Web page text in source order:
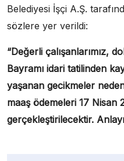
Belediyesi İşçi A.Ş.
sözlere yer verildi:
“Değerli çalışanlarımız,
Bayramı idari tatilinden
yaşanan gecikmeler
maaş ödemeleri 17 Nisan
gerçekleştirilecektir.